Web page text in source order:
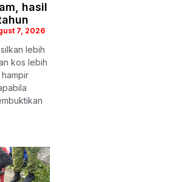
hasil
7, 2026
lebih
kos lebih